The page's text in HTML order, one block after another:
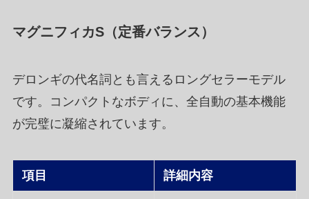
マグニフィカS（定番バランス）
デロンギの代名詞とも言えるロングセラーモデル
です。コンパクトなボディに、全自動の基本機能
が完璧に凝縮されています。
項目 詳細内容